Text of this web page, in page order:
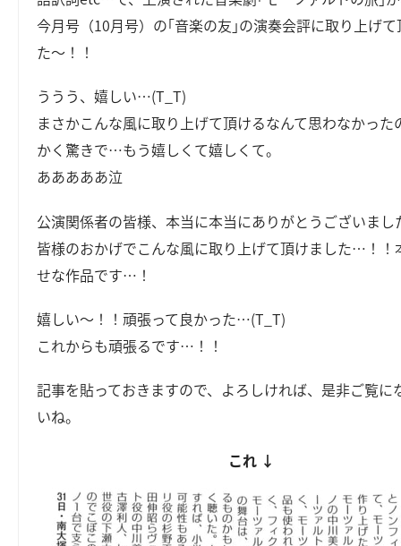
今月号（10月号）の｢音楽の友｣の演奏会評に取り上げ
た～！！
ううう、嬉しい…(T_T)
まさかこんな風に取り上げて頂けるなんて思わなかった
かく驚きで…もう嬉しくて嬉しくて。
あああああ泣
公演関係者の皆様、本当に本当にありがとうございまし
皆様のおかげでこんな風に取り上げて頂けました…！！
せな作品です…！
嬉しい～！！頑張って良かった…(T_T)
これからも頑張るです…！！
記事を貼っておきますので、よろしければ、是非ご覧に
いね。
これ ↓